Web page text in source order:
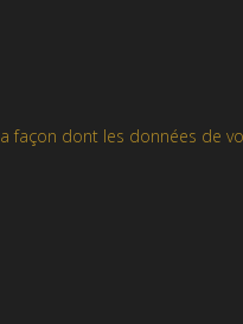
façon dont les données de